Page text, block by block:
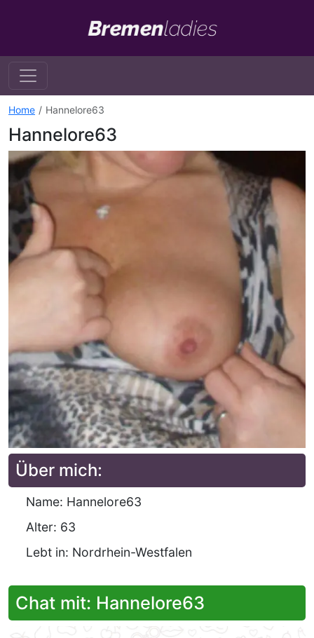
Home Hannelore63
Hannelore63
Über mich:
Name: Hannelore63
Alter: 63
Lebt in: Nordrhein-Westfalen
Chat mit: Hannelore63